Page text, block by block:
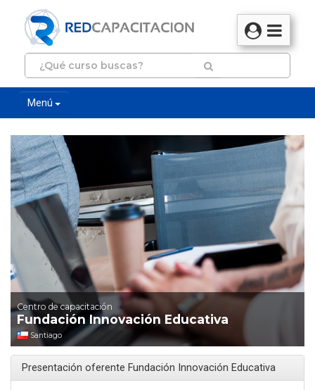
Menú
Centro de capacitación
Fundación Innovación Educativa
Santiago
Presentación oferente Fundación Innovación Educativa